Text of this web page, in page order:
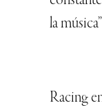
la música”
Racing